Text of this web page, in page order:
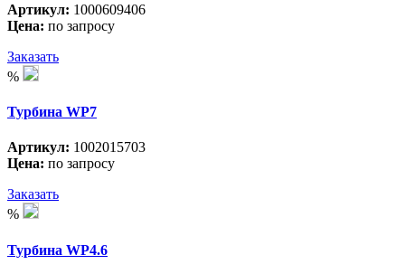
Артикул: 1000609406
Цена: по запросу
Заказать
%
Турбина WP7
Артикул: 1002015703
Цена: по запросу
Заказать
%
Турбина WP4.6